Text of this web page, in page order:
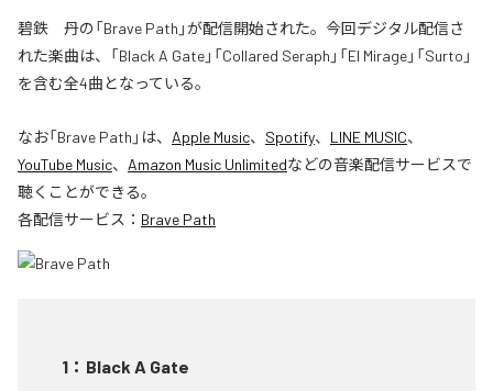
碧鉄 丹の「Brave Path」が配信開始された。今回デジタル配信さ
れた楽曲は、「Black A Gate」「Collared Seraph」「El Mirage」「Surto」
を含む全4曲となっている。
なお「Brave Path 」は、 Apple Music、 Spotify、 LINE MUSIC、
YouTube Music、 Amazon Music Unlimitedなどの音楽配信サービスで
聴くことができる。
各配信サービス： Brave Path
1 ： Black A Gate